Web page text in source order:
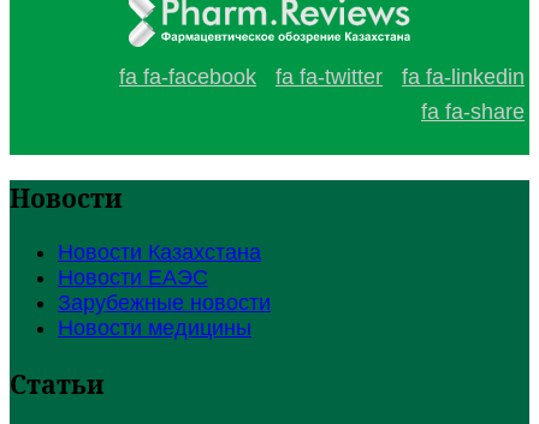
fa fa-facebook fa fa-twitter
fa fa-linkedin
fa fa-share
Новости
Новости Казахстана
Новости ЕАЭС
Зарубежные новости
Новости медицины
Статьи